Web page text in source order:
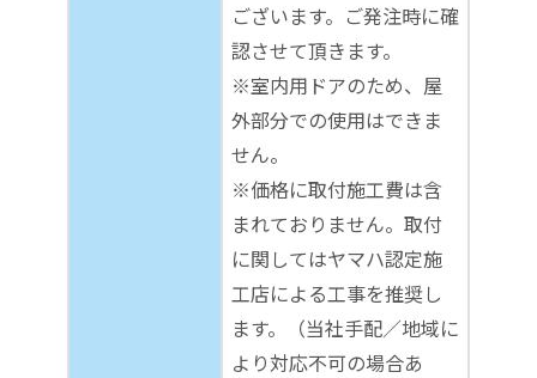
ございます。ご発注時に確
認させて頂きます。
※室内用ドアのため、屋
外部分での使用はできま
せん。
※価格に取付施工費は含
まれておりません。取付
に関してはヤマハ認定施
工店による工事を推奨し
ます。（当社手配／地域に
より対応不可の場合あ